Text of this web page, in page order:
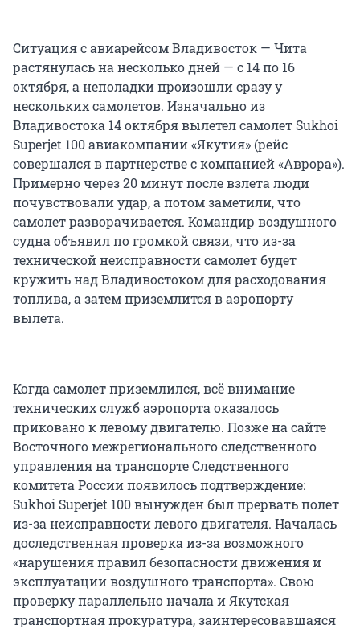
Ситуация с авиарейсом Владивосток — Чита
растянулась на несколько дней — с 14 по 16
октября, а неполадки произошли сразу у
нескольких самолетов. Изначально из
Владивостока 14 октября вылетел самолет Sukhoi
Superjet 100 авиакомпании «Якутия» (рейс
совершался в партнерстве с компанией «Аврора»).
Примерно через 20 минут после взлета люди
почувствовали удар, а потом заметили, что
самолет разворачивается. Командир воздушного
судна объявил по громкой связи, что из-за
технической неисправности самолет будет
кружить над Владивостоком для расходования
топлива, а затем приземлится в аэропорту
вылета.
Когда самолет приземлился, всё внимание
технических служб аэропорта оказалось
приковано к левому двигателю. Позже на сайте
Восточного межрегионального следственного
управления на транспорте Следственного
комитета России появилось подтверждение:
Sukhoi Superjet 100 вынужден был прервать полет
из-за неисправности левого двигателя. Началась
доследственная проверка из-за возможного
«нарушения правил безопасности движения и
эксплуатации воздушного транспорта». Свою
проверку параллельно начала и Якутская
транспортная прокуратура, заинтересовавшаяся